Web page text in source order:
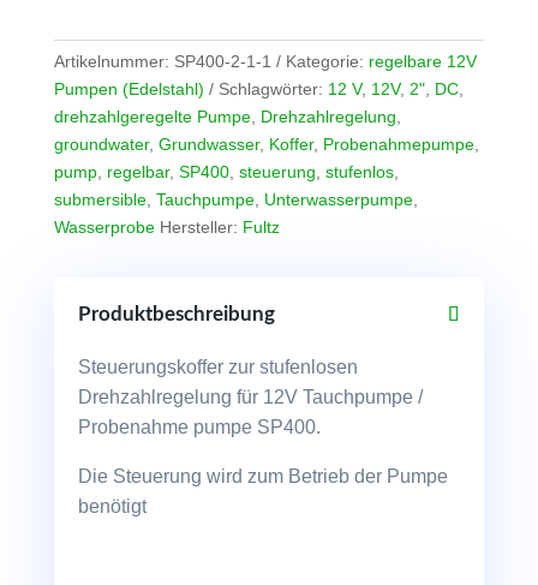
Artikelnummer: SP400-2-1-1 Kategorie: regelbare 12V
Pumpen (Edelstahl)
Schlagwörter: 12 V, 12V, 2", DC,
drehzahlgeregelte Pumpe, Drehzahlregelung
groundwater, Grundwasser, Koffer, Probenahmepumpe,
pump, regelbar, SP400, steuerung stufenlos,
submersible, Tauchpumpe, Unterwasserpumpe,
Wasserprobe Hersteller: Fultz
Produktbeschreibung
Steuerungskoffer zur stufenlosen
Drehzahlregelung für 12V Tauchpumpe /
Probenahme pumpe SP400.
Die Steuerung wird zum Betrieb der Pumpe
benötigt